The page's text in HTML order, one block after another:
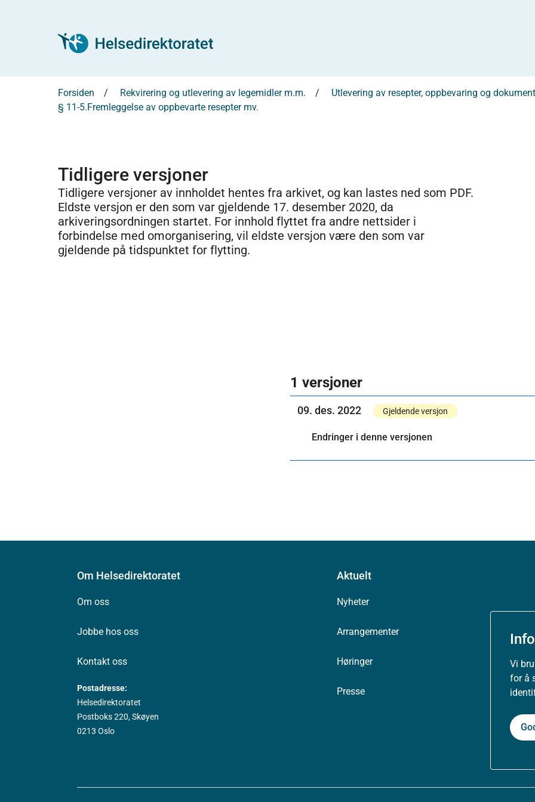
Vi
for å
Forsiden Rekvirering og utlevering av legemidler m.m.
Utlevering av resepter, oppbevaring og
§ 11-5.Fremleggelse av oppbevarte resepter mv.
Tidligere versjoner
Tidligere versjoner av innholdet hentes fra arkivet, og kan lastes ned som PDF.
Eldste versjon er den som var gjeldende 17. desember 2020, da
arkiveringsordningen startet. For innhold flyttet fra andre nettsider i
forbindelse med omorganisering, vil eldste versjon være den som var
gjeldende på tidspunktet for flytting.
1 versjoner
09. des. 2022 Gjeldende versjon
Endringer i denne versjonen
Om Helsedirektoratet
Om oss
Jobbe hos oss
Kontakt oss
Postadresse:
Helsedirektoratet
Postboks 220, Skøyen
0213 Oslo
Aktuelt
Nyheter
Arrangementer
Høringer
Presse